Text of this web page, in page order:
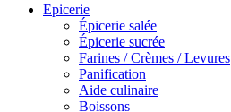
Epicerie
Épicerie salée
Épicerie sucrée
Farines / Crèmes / Levures
Panification
Aide culinaire
Boissons